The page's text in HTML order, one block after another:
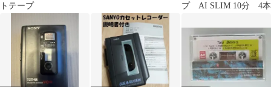
トテープ
プ AI SLIM 10分 4本